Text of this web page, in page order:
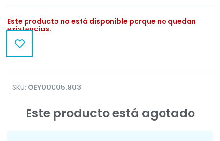
Este producto no está disponible porque no quedan
existencias.
SKU: OEY00005.903
Este producto está agotado